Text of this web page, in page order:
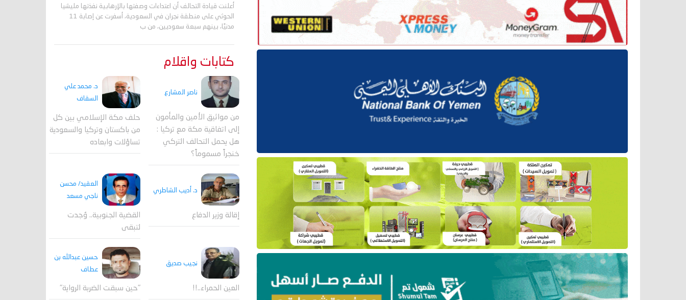
أعلنت قيادة التحالف أن اعتداءات وصفتها بالإرهابية نفذتها مليشيا
الحوثي على منطقة نجران في السعودية، أسفرت عن إصابة 11
مدنيًا، بينهم سبعة سعوديين، من ب
كتابات واقلام
ناصر المشارع
من مواثيق الأمين والمأمون
إلى اتفاقية مكة مع تركيا :
هل يحمل التحالف التركي
خنجراً مسموماً؟
د. محمد علي
السقاف
حلف مكة الإسلامي بين كل
من باكستان وتركيا والسعودية
تساؤلات وابعاده
د. أديب الشاطري
إقالة وزير الدفاع
العقيد/ محسن
ناجي مسعد
القضية الجنوبية.. وُجدت
لتبقى
نجيب صديق
العين الحمراء..!!
حسين عبدالله بن
عطاف
"حين سبقت الضربة الرواية"